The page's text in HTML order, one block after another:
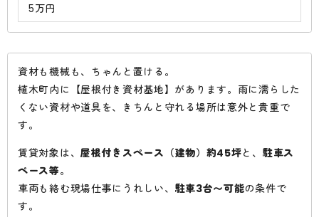
5万円
資材も機械も、ちゃんと置ける。
植木町内に【屋根付き資材基地】があります。雨に濡らした
くない資材や道具を、きちんと守れる場所は意外と貴重で
す。
賃貸対象は、屋根付きスペース（建物）約45坪と、 駐車ス
ペース等。
車両も絡む現場仕事にうれしい、 駐車3台〜可能の条件で
す。